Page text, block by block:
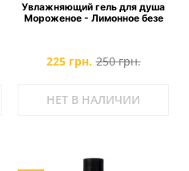
Увлажняющий гель для душа
Мороженое - Лимонное безе
225 грн. 250 грн.
НЕТ В НАЛИЧИИ